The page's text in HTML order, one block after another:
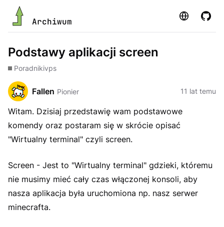
Archiwum Strona
Podstawy aplikacji screen
Poradnikivps
Fallen Pionier 11 lat temu
Witam. Dzisiaj przedstawię wam podstawowe
komendy oraz postaram się w skrócie opisać
"Wirtualny terminal" czyli screen.
Screen - Jest to "Wirtualny terminal" gdzieki, któremu
nie musimy mieć cały czas włączonej konsoli, aby
nasza aplikacja była uruchomiona np. nasz serwer
minecrafta.